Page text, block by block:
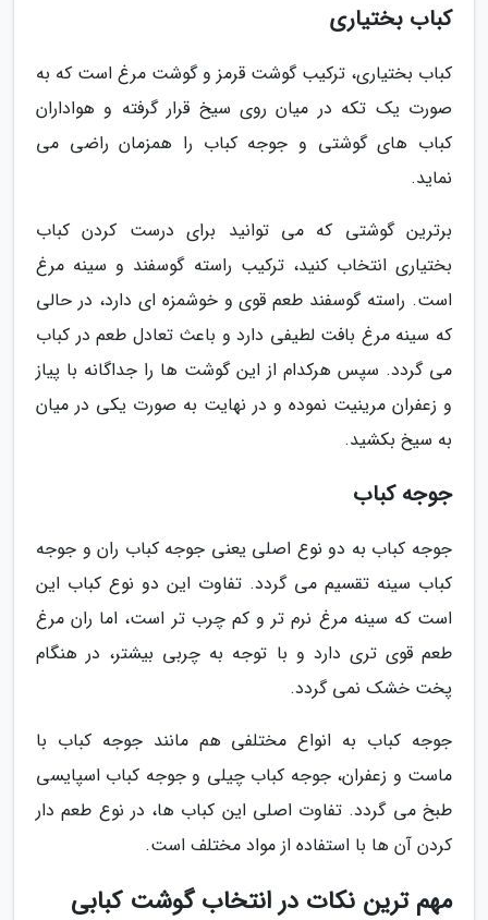
کباب بختیاری
کباب بختیاری، ترکیب گوشت قرمز و گوشت مرغ است که به
صورت یک تکه در میان روی سیخ قرار گرفته و هواداران
کباب های گوشتی و جوجه کباب را همزمان راضی می
نماید.
برترین گوشتی که می توانید برای درست کردن کباب
بختیاری انتخاب کنید، ترکیب راسته گوسفند و سینه مرغ
است. راسته گوسفند طعم قوی و خوشمزه ای دارد، در حالی
که سینه مرغ بافت لطیفی دارد و باعث تعادل طعم در کباب
می گردد. سپس هرکدام از این گوشت ها را جداگانه با پیاز
و زعفران مرینیت نموده و در نهایت به صورت یکی در میان
به سیخ بکشید.
جوجه کباب
جوجه کباب به دو نوع اصلی یعنی جوجه کباب ران و جوجه
کباب سینه تقسیم می گردد. تفاوت این دو نوع کباب این
است که سینه مرغ نرم تر و کم چرب تر است، اما ران مرغ
طعم قوی تری دارد و با توجه به چربی بیشتر، در هنگام
پخت خشک نمی گردد.
جوجه کباب به انواع مختلفی هم مانند جوجه کباب با
ماست و زعفران، جوجه کباب چیلی و جوجه کباب اسپایسی
طبخ می گردد. تفاوت اصلی این کباب ها، در نوع طعم دار
کردن آن ها با استفاده از مواد مختلف است.
مهم ترین نکات در انتخاب گوشت کبابی